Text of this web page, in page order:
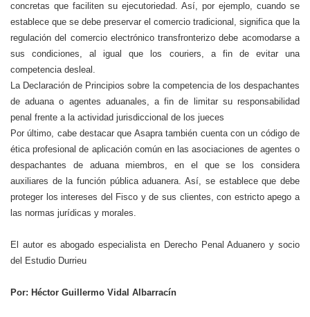
concretas que faciliten su ejecutoriedad. Así, por ejemplo, cuando se
establece que se debe preservar el comercio tradicional, significa que la
regulación del comercio electrónico transfronterizo debe acomodarse a
sus condiciones, al igual que los couriers, a fin de evitar una
competencia desleal.
La Declaración de Principios sobre la competencia de los despachantes
de aduana o agentes aduanales, a fin de limitar su responsabilidad
penal frente a la actividad jurisdiccional de los jueces
Por último, cabe destacar que Asapra también cuenta con un código de
ética profesional de aplicación común en las asociaciones de agentes o
despachantes de aduana miembros, en el que se los considera
auxiliares de la función pública aduanera. Así, se establece que debe
proteger los intereses del Fisco y de sus clientes, con estricto apego a
las normas jurídicas y morales.
El autor es abogado especialista en Derecho Penal Aduanero y socio
del Estudio Durrieu
Por: Héctor Guillermo Vidal Albarracín